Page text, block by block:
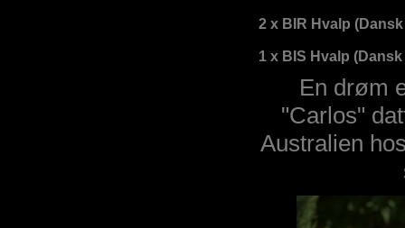
2 x BIR Hvalp
1 x BIS Hvalp
En drøm
"Carlos"
Australien